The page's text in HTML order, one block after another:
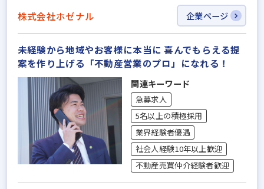
株式会社ホゼナル 企業ページ
未経験から地域やお客様に本当に 喜んでもらえる提
案を作り上げる「不動産営業のプロ」になれる！
関連キーワード
急募求人
5名以上の積極採用
業界経験者優遇
社会人経験10年以上歓迎
不動産売買仲介経験者歓迎